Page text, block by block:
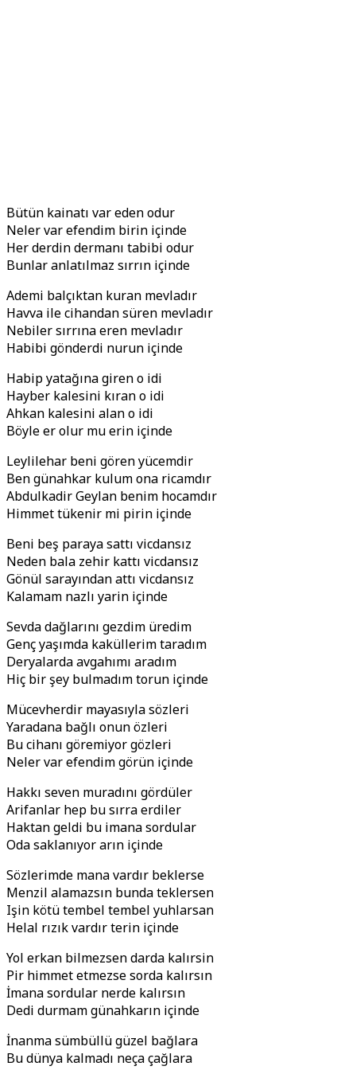
Bütün kainatı var eden odur
Neler var efendim birin içinde
Her derdin dermanı tabibi odur
Bunlar anlatılmaz sırrın içinde
Ademi balçıktan kuran mevladır
Havva ile cihandan süren mevladır
Nebiler sırrına eren mevladır
Habibi gönderdi nurun içinde
Habip yatağına giren o idi
Hayber kalesini kıran o idi
Ahkan kalesini alan o idi
Böyle er olur mu erin içinde
Leylilehar beni gören yücemdir
Ben günahkar kulum ona ricamdır
Abdulkadir Geylan benim hocamdır
Himmet tükenir mi pirin içinde
Beni beş paraya sattı vicdansız
Neden bala zehir kattı vicdansız
Gönül sarayından attı vicdansız
Kalamam nazlı yarin içinde
Sevda dağlarını gezdim üredim
Genç yaşımda kaküllerim taradım
Deryalarda avgahımı aradım
Hiç bir şey bulmadım torun içinde
Mücevherdir mayasıyla sözleri
Yaradana bağlı onun özleri
Bu cihanı göremiyor gözleri
Neler var efendim görün içinde
Hakkı seven muradını gördüler
Arifanlar hep bu sırra erdiler
Haktan geldi bu imana sordular
Oda saklanıyor arın içinde
Sözlerimde mana vardır beklerse
Menzil alamazsın bunda teklersen
Işin kötü tembel tembel yuhlarsan
Helal rızık vardır terin içinde
Yol erkan bilmezsen darda kalırsin
Pir himmet etmezse sorda kalırsın
İmana sordular nerde kalırsın
Dedi durmam günahkarın içinde
İnanma sümbüllü güzel bağlara
Bu dünya kalmadı neça çağlara